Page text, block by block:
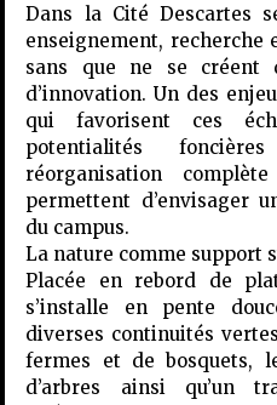
Dans la Cité Descartes
enseignement, recherche
sans que ne se créent
d’innovation. Un des
qui favorisent ces
potentialités
réorganisation
permettent d’envisager
du campus.
La nature comme support
Placée en rebord de
s’installe en pente
diverses continuités
fermes et de bosquets,
d’arbres ainsi qu’un